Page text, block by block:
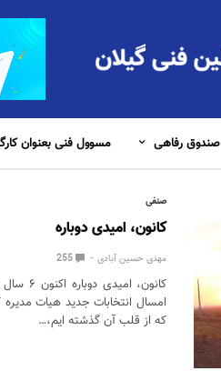
صندوق رفاهی مسوول فنی بعنوان
صنفی
کانون، امیدی دوباره
مهدی حسین آبادی 255
امسال انتخابات جدید هیات
که از قلب آن گذشته ایم،…